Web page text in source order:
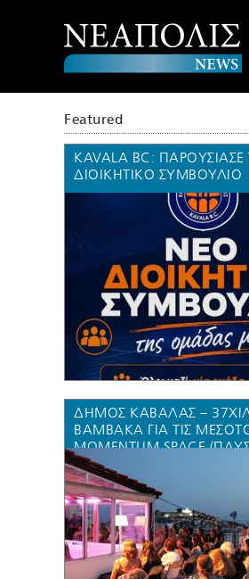
Featured
KAVALA BC:
ΔΙΟΙΚΗΤΙΚΌ ΣΥΜΒΟΎΛΙΟ
ΔΗΜΟΣ ΚΑΒΑΛΑΣ –
ΒΑΜΒΑΚΑ ΓΙΑ ΤΙΣ
MOMENTUM SPACE
ΕΛ. ΔΗΜΟΚΡΑΤΊΑΣ 47) ΜΕ
(SOLD OUT!) ΚΑΙ ΛΌΓΩ
ΗΡΩΙΚΟΊ ΘΕΑΤΈΣ
ΟΡΌΦΟΥΣ ΜΕ ΚΑΎΣΩΝΑ!